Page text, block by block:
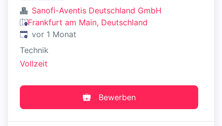
Sanofi-Aventis Deutschland GmbH
Frankfurt am Main, Deutschland
Veröffentlicht:
vor 1 Monat
Technik
Vollzeit
Bewerben